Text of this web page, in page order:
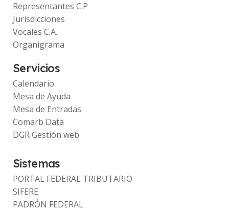
Representantes C.P
Jurisdicciones
Vocales C.A.
Organigrama
Servicios
Calendario
Mesa de Ayuda
Mesa de Entradas
Comarb Data
DGR Gestión web
Sistemas
PORTAL FEDERAL TRIBUTARIO
SIFERE
PADRÓN FEDERAL